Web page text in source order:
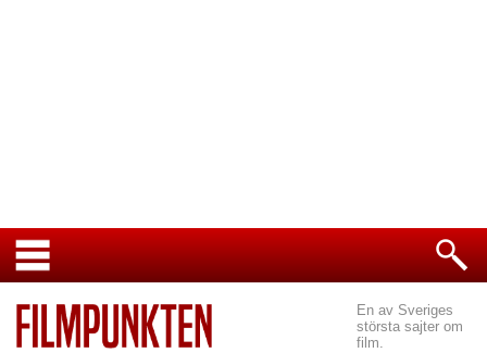
En av Sveriges
största sajter om
film.